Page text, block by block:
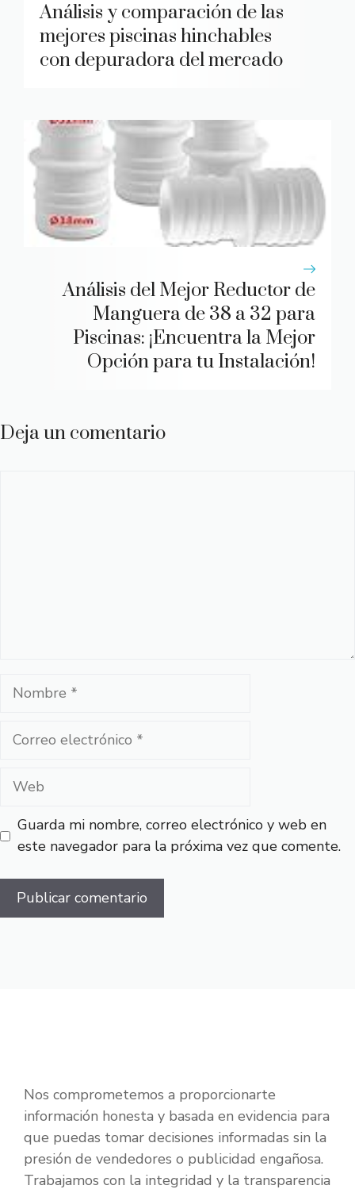
Análisis y comparación de las
mejores piscinas hinchables
con depuradora del mercado
Análisis del Mejor Reductor de
Manguera de 38 a 32 para
Piscinas: ¡Encuentra la Mejor
Opción para tu Instalación!
Deja un comentario
Nombre
Correo
Web
Guarda mi nombre, correo electrónico y web en
este navegador para la próxima vez que comente.
Nos comprometemos a proporcionarte
información honesta y basada en evidencia para
que puedas tomar decisiones informadas sin la
presión de vendedores o publicidad engañosa.
Trabajamos con la integridad y la transparencia